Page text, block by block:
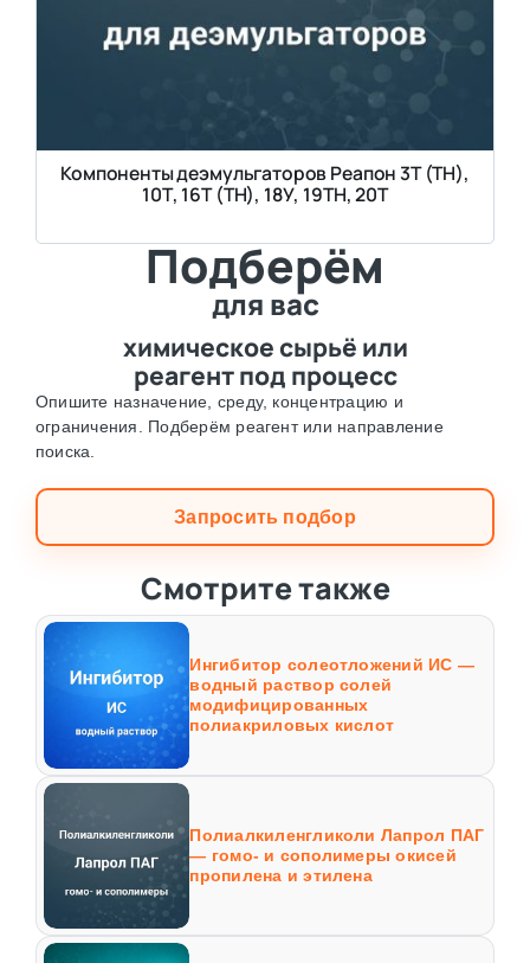
Компоненты деэмульгаторов Реапон 3Т (ТН),
10Т, 16Т (ТН), 18У, 19ТН, 20Т
Подберём
для вас
химическое сырьё или
реагент под процесс
Опишите назначение, среду, концентрацию и
ограничения. Подберём реагент или направление
поиска.
Запросить подбор
Смотрите также
Ингибитор солеотложений ИС —
водный раствор солей
модифицированных
полиакриловых кислот
Полиалкиленгликоли Лапрол ПАГ
— гомо- и сополимеры окисей
пропилена и этилена